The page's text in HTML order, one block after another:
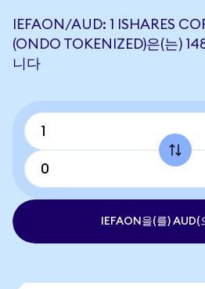
IEFAON/AUD: 1 ISHARES
(ONDO TOKENIZED)은(는)
니다
IEFAON을(를) AUD(